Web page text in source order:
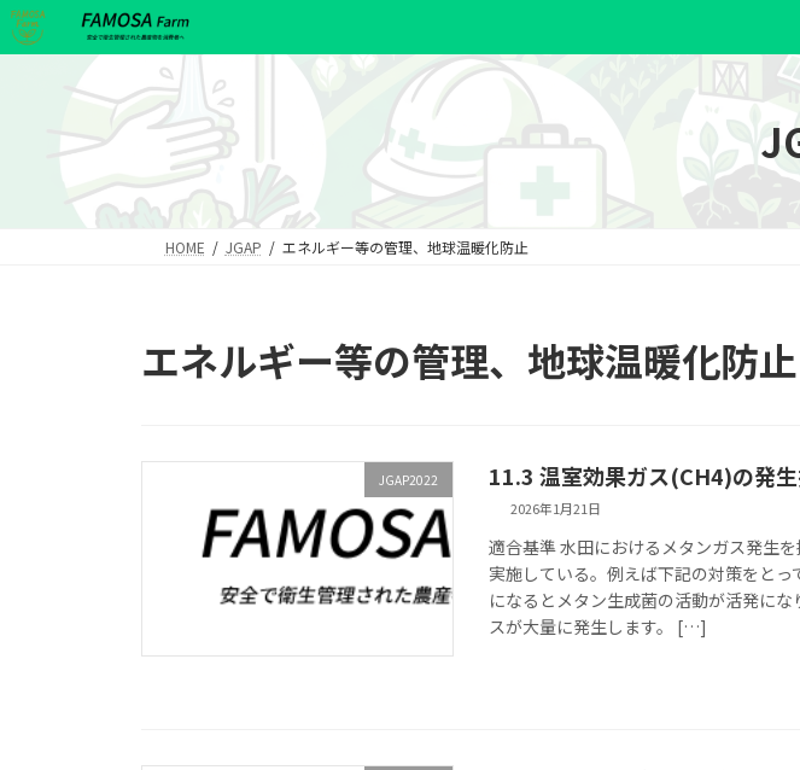
コ
ン
ナ
ビ
HOME JGAP エネルギー等の管理、地球温暖化防止
エネルギー等の管理、地球温暖化防止
JGAP2022 11.3 温室効果ガス(CH4)の発
2026年1月21日
適合基準 水田におけるメタンガス発生
実施している。例えば下記の対策をと
になるとメタン生成菌の活動が活発に
スが大量に発生します。 […]